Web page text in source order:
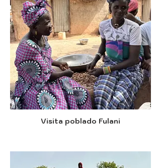
Visita poblado Fulani